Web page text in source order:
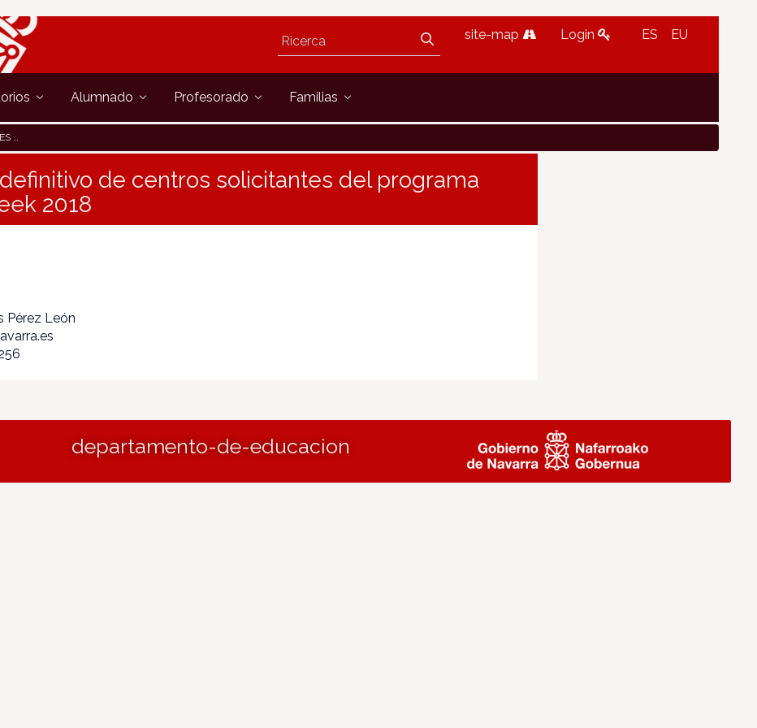
site-map Login ES EU
Alumnado Profesorado Familias
de centros solicitantes del programa
2018
Pérez León
departamento-de-educacion